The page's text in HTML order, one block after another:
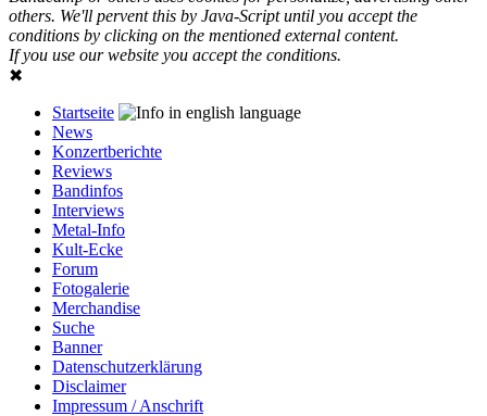
others. We'll pervent this by Java-Script until you accept the
conditions by clicking on the mentioned external content.
If you use our website you accept the conditions.
✖
Startseite
News
Konzertberichte
Reviews
Bandinfos
Interviews
Metal-Info
Kult-Ecke
Forum
Fotogalerie
Merchandise
Suche
Banner
Datenschutzerklärung
Disclaimer
Impressum / Anschrift